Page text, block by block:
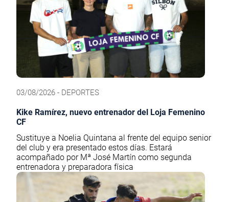
03/08/2026 - DEPORTES
Kike Ramírez, nuevo entrenador del Loja Femenino
CF
Sustituye a Noelia Quintana al frente del equipo senior
del club y era presentado estos días. Estará
acompañado por Mª José Martín como segunda
entrenadora y preparadora física